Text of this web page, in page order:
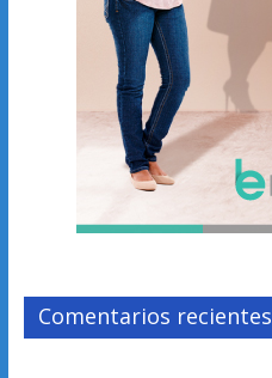
Comentarios recientes